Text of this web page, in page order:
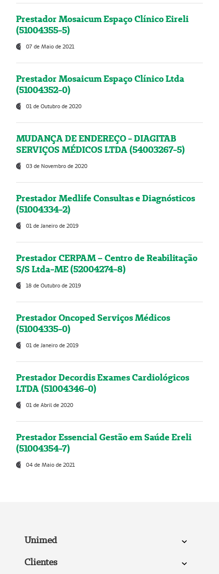
Prestador Mosaicum Espaço Clínico Eireli
(51004355-5)
07 de Maio de 2021
Prestador Mosaicum Espaço Clínico Ltda
(51004352-0)
01 de Outubro de 2020
MUDANÇA DE ENDEREÇO - DIAGITAB
SERVIÇOS MÉDICOS LTDA (54003267-5)
03 de Novembro de 2020
Prestador Medlife Consultas e Diagnósticos
(51004334-2)
01 de Janeiro de 2019
Prestador CERPAM – Centro de Reabilitação
S/S Ltda-ME (52004274-8)
18 de Outubro de 2019
Prestador Oncoped Serviços Médicos
(51004335-0)
01 de Janeiro de 2019
Prestador Decordis Exames Cardiológicos
LTDA (51004346-0)
01 de Abril de 2020
Prestador Essencial Gestão em Saúde Ereli
(51004354-7)
04 de Maio de 2021
Unimed
Clientes